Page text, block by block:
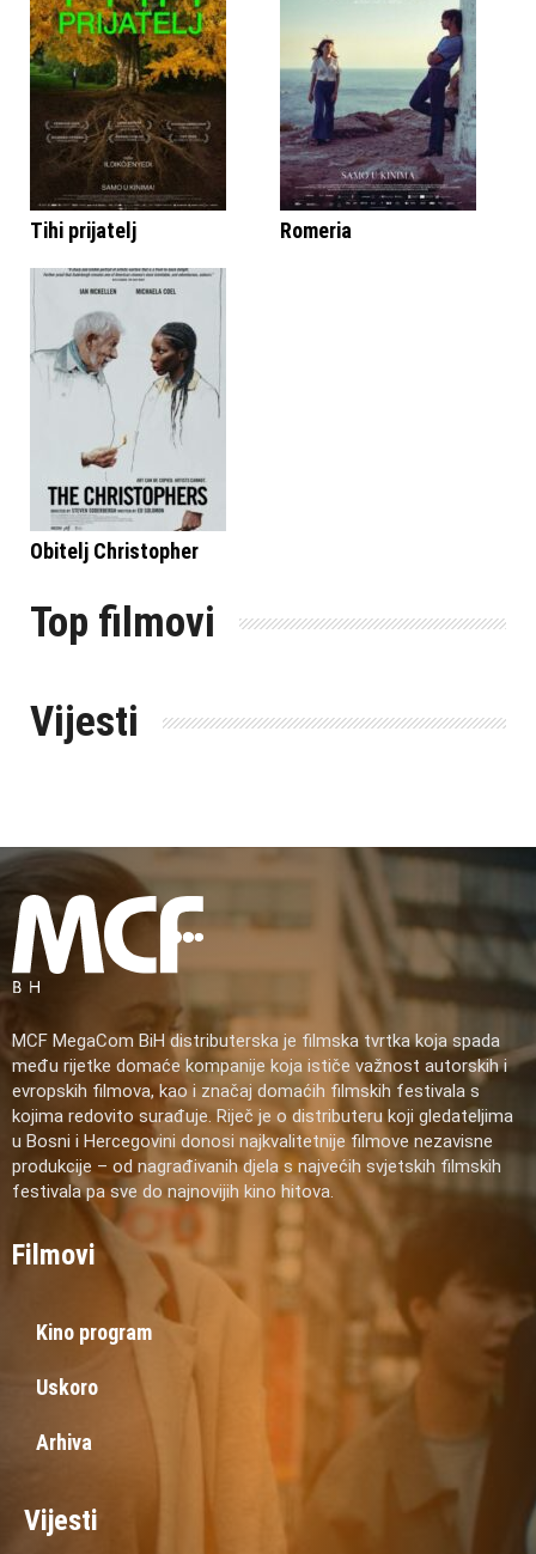
Tihi prijatelj Romeria
Obitelj Christopher
Top filmovi
Vijesti
MCF MegaCom BiH distributerska je filmska tvrtka koja spada
među rijetke domaće kompanije koja ističe važnost autorskih i
evropskih filmova, kao i značaj domaćih filmskih festivala s
kojima redovito surađuje. Riječ je o distributeru koji gledateljima
u Bosni i Hercegovini donosi najkvalitetnije filmove nezavisne
produkcije – od nagrađivanih djela s najvećih svjetskih filmskih
festivala pa sve do najnovijih kino hitova.
Filmovi
Kino program
Uskoro
Arhiva
Vijesti